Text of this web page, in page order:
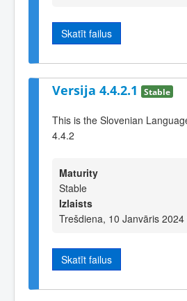
Skatīt failus
Versija 4.4.2.1 Stable
This is the Slovenian
4.4.2
Maturity
Stable
Izlaists
Trešdiena, 10 Janvāris 2024
Skatīt failus